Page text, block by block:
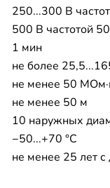
250...300 В
500 В частотой
1 мин
не более
не менее 50
не менее 50 м
10 наружных
−50...+70 °C
не менее 25 лет с